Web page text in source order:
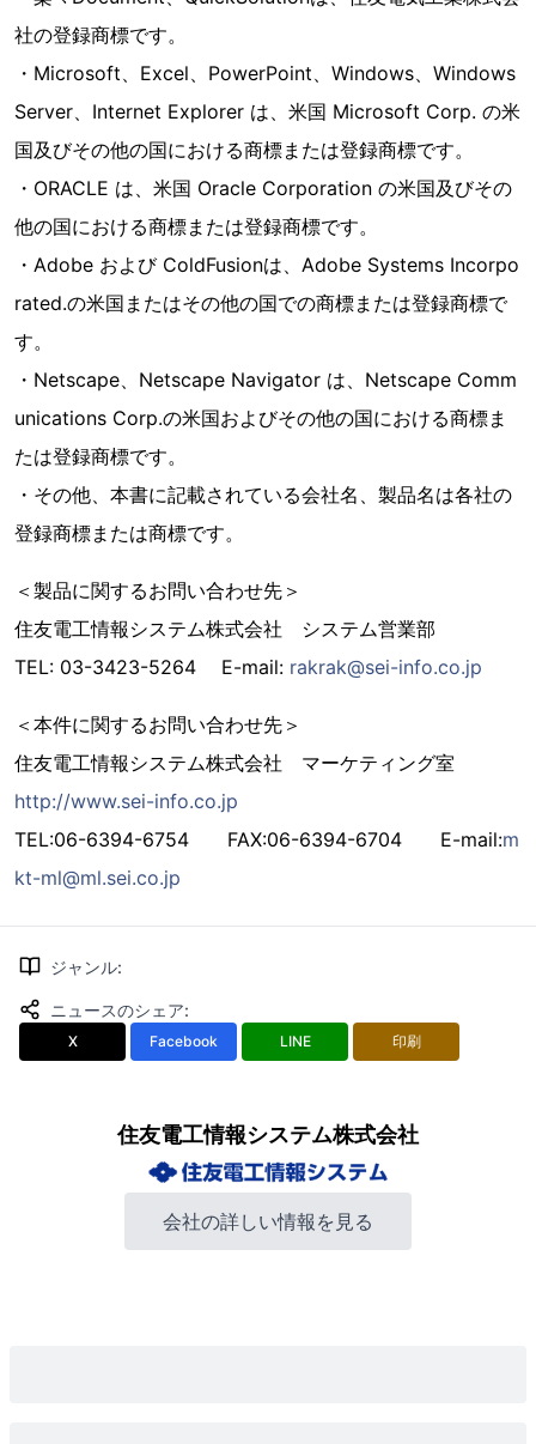
社の登録商標です。
・Microsoft、Excel、PowerPoint、Windows、Windows
Server、Internet Explorer は、米国 Microsoft Corp. の米
国及びその他の国における商標または登録商標です。
・ORACLE は、米国 Oracle Corporation の米国及びその
他の国における商標または登録商標です。
・Adobe および ColdFusionは、Adobe Systems Incorpo
rated.の米国またはその他の国での商標または登録商標で
す。
・Netscape、Netscape Navigator は、Netscape Comm
unications Corp.の米国およびその他の国における商標ま
たは登録商標です。
・その他、本書に記載されている会社名、製品名は各社の
登録商標または商標です。
＜製品に関するお問い合わせ先＞
住友電工情報システム株式会社 システム営業部
TEL: 03-3423-5264 E-mail: rakrak@sei-info.co.jp
＜本件に関するお問い合わせ先＞
住友電工情報システム株式会社 マーケティング室
http://www.sei-info.co.jp
TEL:06-6394-6754 FAX:06-6394-6704 E-mail:m
kt-ml@ml.sei.co.jp
ジャンル:
ニュースのシェア:
X Facebook LINE 印刷
住友電工情報システム株式会社
会社の詳しい情報を見る